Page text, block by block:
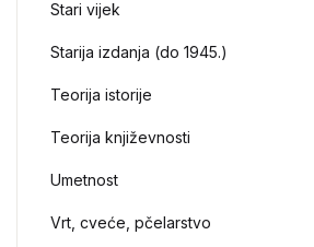
Stari vijek
Starija izdanja (do 1945.)
Teorija istorije
Teorija književnosti
Umetnost
Vrt, cveće, pčelarstvo